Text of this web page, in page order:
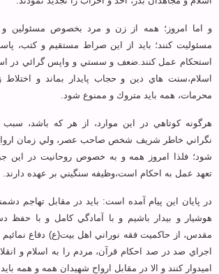
و اما امروز؛ همه از زن و مرد بخصوص مسئولين و
مسئوليت كنند؛ بايد از اين صراط مستقيم و كتب،
استحكام عمل كنند.ضعف و سستي و واپس گرائي در
اسلام،سنت هاي دين و حجاب پايدار بماند و
محرمات، همه بايد متروك و ممنوع شود.
هرگونه كوتاهي در اين موارد، از هر كه باشد، سبب
نگراني خاطر شريف شخص صاحب عصر، ولي زمان ارواح
شود؛ فلذا امروز همه و به خصوص روحانيت در اين
تعهد عمل به احكام است،وظيفه سنگيني بر عهده دارند.
در پایان این پیام آمده است: بايد در مقابل تهاجم
هوشيار و بيدار باشيم و با آمادگي كامل و با حفظ
مقدس، از حاكميت فقه نوراني اهل بيت(ع) دفاع
اجراي صد در صد احكام قرآن، مردم را به اسلام و
اميدوار كنند و الا در مقابل ارواح شهيدان همه و همه